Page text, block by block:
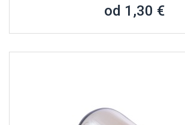
od 1,30 €